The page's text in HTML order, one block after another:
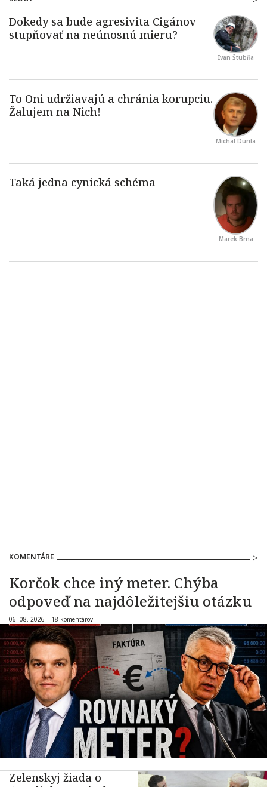
Ivan Štubňa
Michal Durila
Marek Brna
KOMENTÁRE
Korčok chce iný meter. Chýba
odpoveď na najdôležitejšiu otázku
06. 08. 2026 | 18 komentárov
Zelenskyj žiada o